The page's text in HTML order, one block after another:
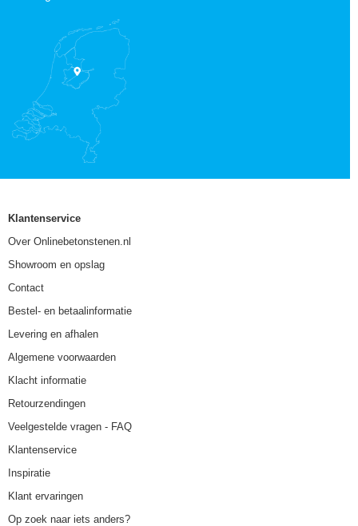
Klantenservice
Over Onlinebetonstenen.nl
Showroom en opslag
Contact
Bestel- en betaalinformatie
Levering en afhalen
Algemene voorwaarden
Klacht informatie
Retourzendingen
Veelgestelde vragen - FAQ
Klantenservice
Inspiratie
Klant ervaringen
Op zoek naar iets anders?